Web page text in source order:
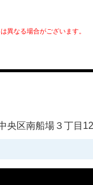
異なる場合がございます。
央区南船場３丁目